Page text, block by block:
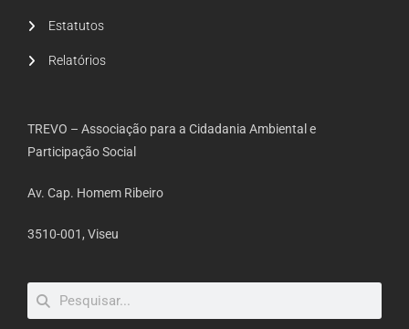
Estatutos
Relatórios
TREVO – Associação para a Cidadania Ambiental e
Participação Social
Av. Cap. Homem Ribeiro
3510-001, Viseu